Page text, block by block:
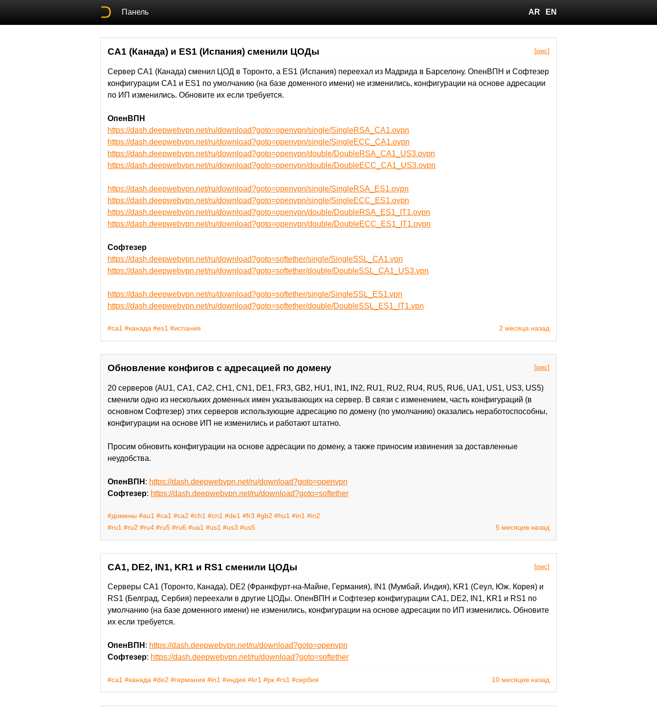
Панель AR EN
[рис]
CA1 (Канада) и ES1 (Испания) сменили ЦОДы
Сервер CA1 (Канада) сменил ЦОД в Торонто, а ES1 (Испания) переехал из Мадрида в Барселону. ОпенВПН и Софтезер
конфигурации CA1 и ES1 по умолчанию (на базе доменного имени) не изменились, конфигурации на основе адресации
по ИП изменились. Обновите их если требуется.
ОпенВПН
https://dash.deepwebvpn.net/ru/download?goto=openvpn/single/SingleRSA_CA1.ovpn
https://dash.deepwebvpn.net/ru/download?goto=openvpn/single/SingleECC_CA1.ovpn
https://dash.deepwebvpn.net/ru/download?goto=openvpn/double/DoubleRSA_CA1_US3.ovpn
https://dash.deepwebvpn.net/ru/download?goto=openvpn/double/DoubleECC_CA1_US3.ovpn
https://dash.deepwebvpn.net/ru/download?goto=openvpn/single/SingleRSA_ES1.ovpn
https://dash.deepwebvpn.net/ru/download?goto=openvpn/single/SingleECC_ES1.ovpn
https://dash.deepwebvpn.net/ru/download?goto=openvpn/double/DoubleRSA_ES1_IT1.ovpn
https://dash.deepwebvpn.net/ru/download?goto=openvpn/double/DoubleECC_ES1_IT1.ovpn
Софтезер
https://dash.deepwebvpn.net/ru/download?goto=softether/single/SingleSSL_CA1.vpn
https://dash.deepwebvpn.net/ru/download?goto=softether/double/DoubleSSL_CA1_US3.vpn
https://dash.deepwebvpn.net/ru/download?goto=softether/single/SingleSSL_ES1.vpn
https://dash.deepwebvpn.net/ru/download?goto=softether/double/DoubleSSL_ES1_IT1.vpn
2 месяца назад
#ca1 #канада #es1 #испания
[рис]
Обновление конфигов с адресацией по домену
20 серверов (AU1, CA1, CA2, CH1, CN1, DE1, FR3, GB2, HU1, IN1, IN2, RU1, RU2, RU4, RU5, RU6, UA1, US1, US3, US5)
сменили одно из нескольких доменных имен указывающих на сервер. В связи с изменением, часть конфигураций (в
основном Софтезер) этих серверов использующие адресацию по домену (по умолчанию) оказались неработоспособны,
конфигурации на основе ИП не изменились и работают штатно.
Просим обновить конфигурации на основе адресации по домену, а также приносим извинения за доставленные
неудобства.
ОпенВПН : https://dash.deepwebvpn.net/ru/download?goto=openvpn
Софтезер: https://dash.deepwebvpn.net/ru/download?goto=softether
5 месяцев назад
#домены #au1 #ca1 #ca2 #ch1 #cn1 #de1 #fr3 #gb2 #hu1 #in1 #in2
#ru1 #ru2 #ru4 #ru5 #ru6 #ua1 #us1 #us3 #us5
[рис]
CA1, DE2, IN1, KR1 и RS1 сменили ЦОДы
Серверы CA1 (Торонто, Канада), DE2 (Франкфурт-на-Майне, Германия), IN1 (Мумбай, Индия), KR1 (Сеул, Юж. Корея) и
RS1 (Белград, Сербия) переехали в другие ЦОДы. ОпенВПН и Софтезер конфигурации CA1, DE2, IN1, KR1 и RS1 по
умолчанию (на базе доменного имени) не изменились, конфигурации на основе адресации по ИП изменились. Обновите
их если требуется.
ОпенВПН : https://dash.deepwebvpn.net/ru/download?goto=openvpn
Софтезер: https://dash.deepwebvpn.net/ru/download?goto=softether
10 месяцев назад
#ca1 #канада #de2 #германия #in1 #индия #kr1 #рк #rs1 #сербия